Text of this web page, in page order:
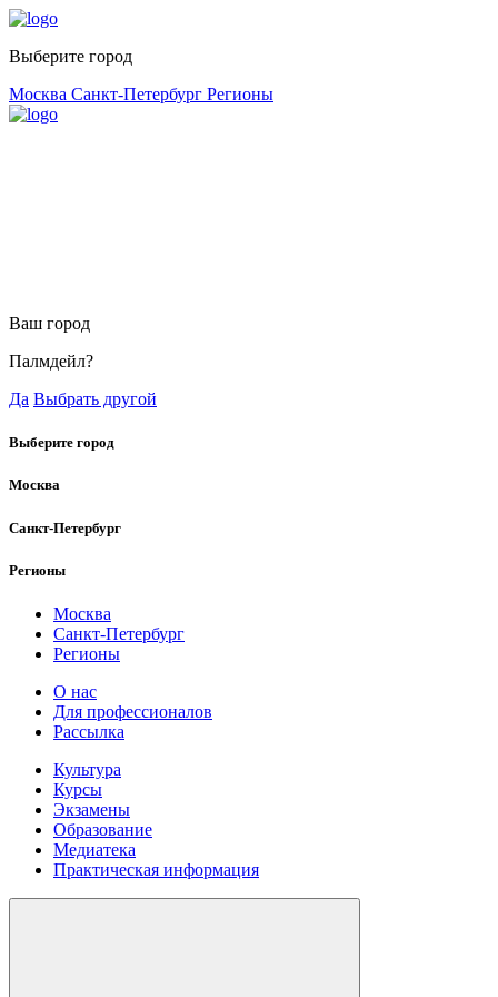
Выберите город
Москва Санкт-Петербург Регионы
Ваш город
Палмдейл?
Да Выбрать другой
Выберите город
Москва
Санкт-Петербург
Регионы
Москва
Санкт-Петербург
Регионы
О нас
Для профессионалов
Рассылка
Культура
Курсы
Экзамены
Образование
Медиатека
Практическая информация